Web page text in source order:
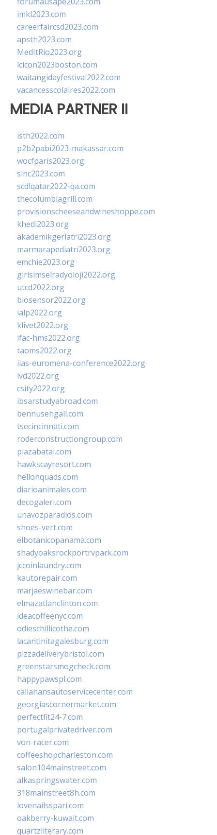
imkl2023.com
careerfaircsd2023.com
apsth2023.com
MedItRio2023.org
lcicon2023boston.com
waitangidayfestival2022.com
vacancesscolaires2022.com
MEDIA PARTNER II
isth2022.com
p2b2pabi2023-makassar.com
wocfparis2023.org
sinc2023.com
scdlqatar2022-qa.com
thecolumbiagrill.com
provisionscheeseandwineshoppe.com
khedi2023.org
akademikgeriatri2023.org
marmarapediatri2023.org
emchie2023.org
girisimselradyoloji2022.org
utcd2022.org
biosensor2022.org
ialp2022.org
klivet2022.org
ifac-hms2022.org
taoms2022.org
iias-euromena-conference2022.org
ivd2022.org
csity2022.org
ibsarstudyabroad.com
bennusehgall.com
tsecincinnati.com
roderconstructiongroup.com
plazabatai.com
hawkscayresort.com
hellonquads.com
diarioanimales.com
decogaleri.com
unavozparadios.com
shoes-vert.com
elbotanicopanama.com
shadyoaksrockportrvpark.com
jccoinlaundry.com
kautorepair.com
marjaeswinebar.com
elmazatlanclinton.com
ideacoffeenyc.com
odieschillicothe.com
lacantinitagalesburg.com
pizzadeliverybristol.com
greenstarsmogcheck.com
happypawspl.com
callahansautoservicecenter.com
georgiascornermarket.com
perfectfit24-7.com
portugalprivatedriver.com
von-racer.com
coffeeshopcharleston.com
salon104mainstreet.com
alkaspringswater.com
318mainstreet8h.com
lovenailsspari.com
oakberry-kuwait.com
quartzliterary.com